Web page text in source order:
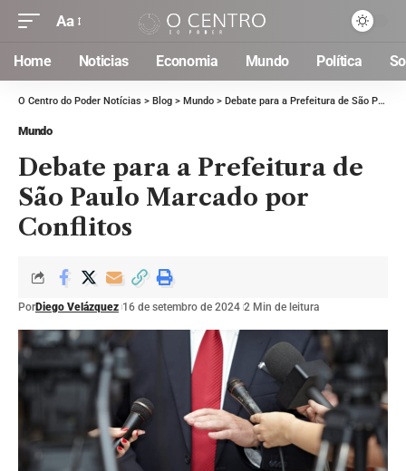
Aa
Home Noticias Economia Mundo Política
O Centro do Poder Notícias > Blog > Mundo > Debate para a Prefeitura de São Paulo Marcado por Conflitos
Mundo
Debate para a Prefeitura de
São Paulo Marcado por
Conflitos
PorDiego Velázquez 16 de setembro de 2024 2 Min de leitura